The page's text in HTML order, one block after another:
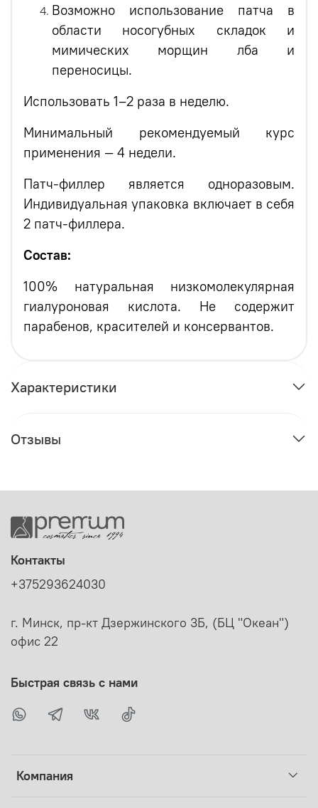
Возможно использование патча в
области носогубных складок и
мимических морщин лба и
переносицы.
Использовать 1–2 раза в неделю.
Минимальный рекомендуемый курс
применения — 4 недели.
Патч-филлер является одноразовым.
Индивидуальная упаковка включает в себя
2 патч-филлера.
Состав:
100% натуральная низкомолекулярная
гиалуроновая кислота. Не содержит
парабенов, красителей и консервантов.
Характеристики
Отзывы
Компания
Контакты
+375293624030
г. Минск, пр-кт Дзержинского 3Б, (БЦ "Океан")
офис 22
Быстрая связь с нами